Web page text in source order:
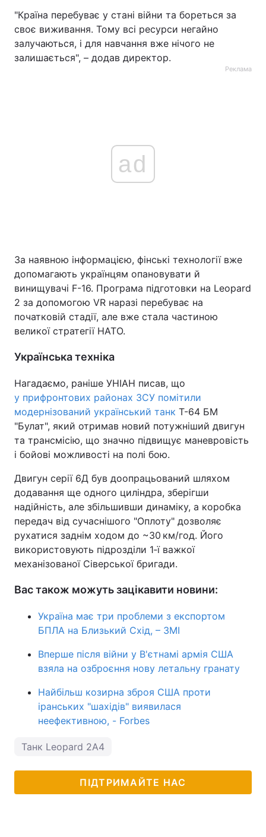
"Країна перебуває у стані війни та бореться за
своє виживання. Тому всі ресурси негайно
залучаються, і для навчання вже нічого не
залишається", – додав директор.
Реклама
ad
За наявною інформацією, фінські технології вже
допомагають українцям опановувати й
винищувачі F-16. Програма підготовки на Leopard
2 за допомогою VR наразі перебуває на
початковій стадії, але вже стала частиною
великої стратегії НАТО.
Українська техніка
Нагадаємо, раніше УНІАН писав, що
у прифронтових районах ЗСУ помітили
модернізований український танк Т-64 БМ
"Булат", який отримав новий потужніший двигун
та трансмісію, що значно підвищує маневровість
і бойові можливості на полі бою.
Двигун серії 6Д був доопрацьований шляхом
додавання ще одного циліндра, зберігши
надійність, але збільшивши динаміку, а коробка
передач від сучаснішого "Оплоту" дозволяє
рухатися заднім ходом до ~30 км/год. Його
використовують підрозділи 1‑ї важкої
механізованої Сіверської бригади.
Вас також можуть зацікавити новини:
Україна має три проблеми з експортом
БПЛА на Близький Схід, – ЗМІ
Вперше після війни у В'єтнамі армія США
взяла на озброєння нову летальну гранату
Найбільш козирна зброя США проти
іранських "шахідів" виявилася
неефективною, - Forbes
Танк Leopard 2A4
ПІДТРИМАЙТЕ НАС